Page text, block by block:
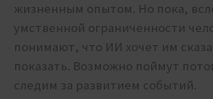
жизненным опытом. Но пока,
умственной ограниченности
понимают, что ИИ хочет им
показать. Возможно поймут
следим за развитием событий.